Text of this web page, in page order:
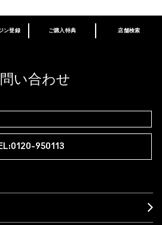
バー ロイヤリティ プログ
ン登録 ご購入特典 店舗検索
い合わせ
950113